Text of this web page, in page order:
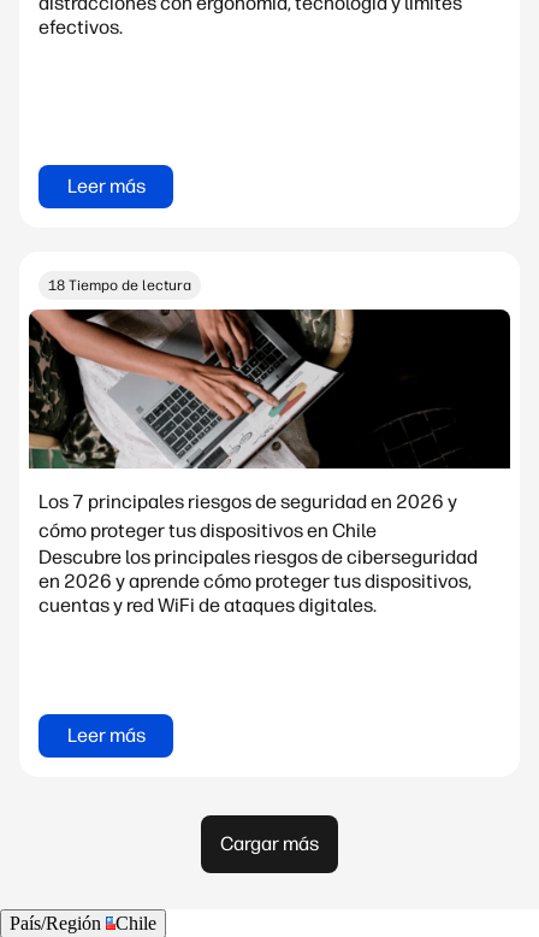
efectivos.
Leer más
18 Tiempo de lectura
Los 7 principales riesgos de seguridad en 2026 y
cómo proteger tus dispositivos en Chile
Descubre los principales riesgos de ciberseguridad
en 2026 y aprende cómo proteger tus dispositivos,
cuentas y red WiFi de ataques digitales.
Leer más
Cargar más
País/Región
Chile